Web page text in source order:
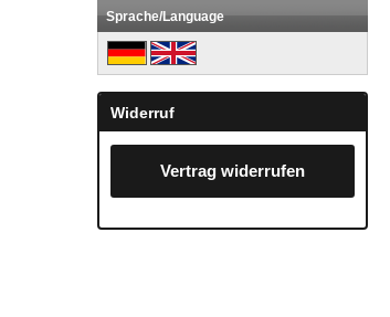
Sprache/Language
Widerruf
Vertrag widerrufen